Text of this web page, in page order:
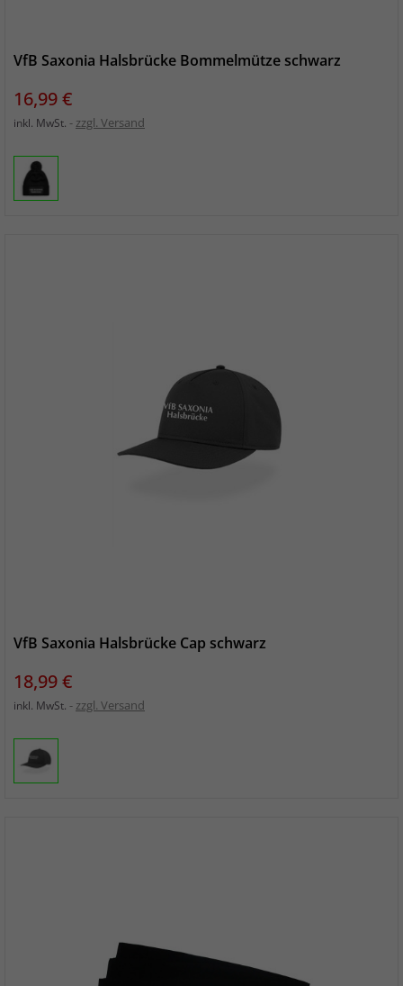
VfB Saxonia Halsbrücke Bommelmütze schwarz
Preis
16,99 €
inkl. MwSt. zzgl. Versand
VfB Saxonia Halsbrücke Cap schwarz
Preis
18,99 €
inkl. MwSt. zzgl. Versand